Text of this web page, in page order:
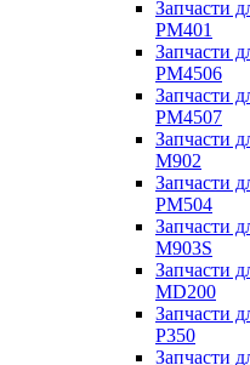
Запчасти
PM401
Запчасти
PM4506
Запчасти
PM4507
Запчасти
M902
Запчасти
PM504
Запчасти
M903S
Запчасти
MD200
Запчасти
P350
Запчасти